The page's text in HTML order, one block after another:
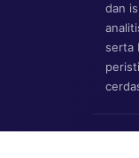
dan
serta